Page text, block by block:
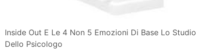
Inside Out E Le 4 Non 5 Emozioni Di Base Lo Studio
Dello Psicologo